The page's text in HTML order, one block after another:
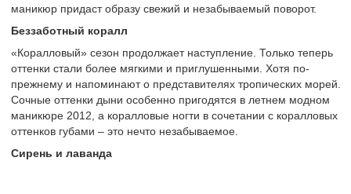
маникюр придаст образу свежий и незабываемый поворот.
Беззаботный коралл
«Коралловый» сезон продолжает наступление. Только теперь
оттенки стали более мягкими и приглушенными. Хотя по-
прежнему и напоминают о представителях тропических морей.
Сочные оттенки дыни особенно пригодятся в летнем модном
маникюре 2012, а коралловые ногти в сочетании с коралловых
оттенков губами – это нечто незабываемое.
Сирень и лаванда